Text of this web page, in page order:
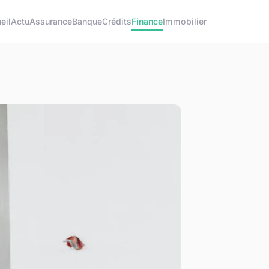
ActuAssuranceBanqueCréditsFinanceImmobilier